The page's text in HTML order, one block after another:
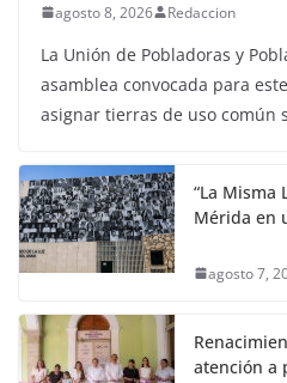
agosto 8, 2026 Redaccion
La Unión de Pobladoras y
asamblea convocada para
asignar tierras de uso común
“La Misma
Mérida en
agosto 7,
atención a